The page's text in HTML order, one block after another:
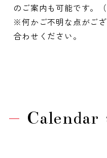
のご案内も可能です。（
※何かご不明な点がご
合わせください。
Calendar